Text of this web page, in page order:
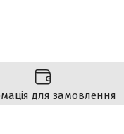
для замовлення